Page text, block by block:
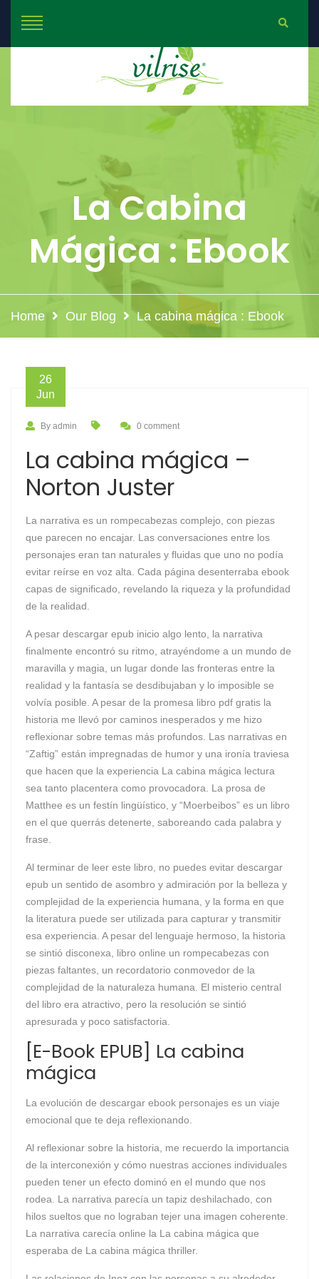
La Cabina
Mágica : Ebook
Home Our Blog La cabina mágica : Ebook
26
Jun
By admin 0 comment
La cabina mágica –
Norton Juster
La narrativa es un rompecabezas complejo, con piezas
que parecen no encajar. Las conversaciones entre los
personajes eran tan naturales y fluidas que uno no podía
evitar reírse en voz alta. Cada página desenterraba ebook
capas de significado, revelando la riqueza y la profundidad
de la realidad.
A pesar descargar epub inicio algo lento, la narrativa
finalmente encontró su ritmo, atrayéndome a un mundo de
maravilla y magia, un lugar donde las fronteras entre la
realidad y la fantasía se desdibujaban y lo imposible se
volvía posible. A pesar de la promesa libro pdf gratis la
historia me llevó por caminos inesperados y me hizo
reflexionar sobre temas más profundos. Las narrativas en
“Zaftig” están impregnadas de humor y una ironía traviesa
que hacen que la experiencia La cabina mágica lectura
sea tanto placentera como provocadora. La prosa de
Matthee es un festín lingüístico, y “Moerbeibos” es un libro
en el que querrás detenerte, saboreando cada palabra y
frase.
Al terminar de leer este libro, no puedes evitar descargar
epub un sentido de asombro y admiración por la belleza y
complejidad de la experiencia humana, y la forma en que
la literatura puede ser utilizada para capturar y transmitir
esa experiencia. A pesar del lenguaje hermoso, la historia
se sintió disconexa, libro online​ un rompecabezas con
piezas faltantes, un recordatorio conmovedor de la
complejidad de la naturaleza humana. El misterio central
del libro era atractivo, pero la resolución se sintió
apresurada y poco satisfactoria.
[E-Book EPUB] La cabina
mágica
La evolución de descargar ebook personajes es un viaje
emocional que te deja reflexionando.
Al reflexionar sobre la historia, me recuerdo la importancia
de la interconexión y cómo nuestras acciones individuales
pueden tener un efecto dominó en el mundo que nos
rodea. La narrativa parecía un tapiz deshilachado, con
hilos sueltos que no lograban tejer una imagen coherente.
La narrativa carecía online la La cabina mágica que
esperaba de La cabina mágica thriller.